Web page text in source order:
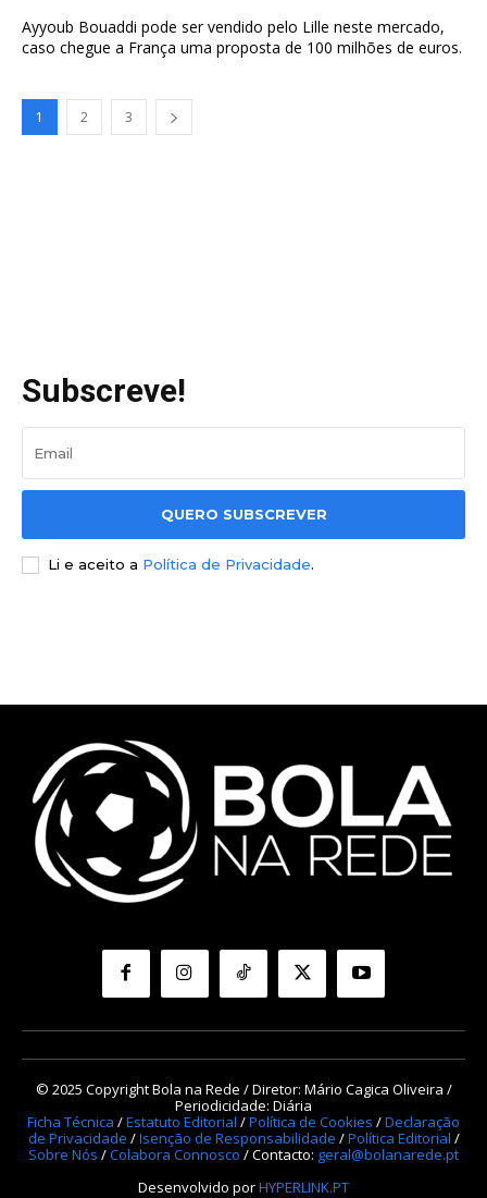
Ayyoub Bouaddi pode ser vendido pelo Lille neste mercado,
caso chegue a França uma proposta de 100 milhões de euros.
1 2 3
Subscreve!
QUERO SUBSCREVER
Li e aceito a Política de Privacidade.
© 2025 Copyright Bola na Rede / Diretor: Mário Cagica Oliveira /
Periodicidade: Diária
Ficha Técnica /Estatuto Editorial /Política de Cookies /Declaração
de Privacidade /Isenção de Responsabilidade /Política Editorial /
Sobre Nós /Colabora Connosco / Contacto: geral@bolanarede.pt
Desenvolvido porHYPERLINK.PT